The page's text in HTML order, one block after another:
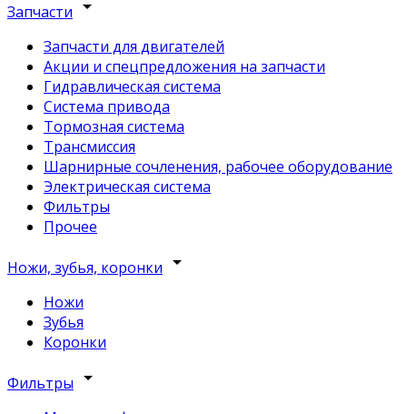
Запчасти arrow_drop_down
Запчасти для двигателей
Акции и спецпредложения на запчасти
Гидравлическая система
Система привода
Тормозная система
Трансмиссия
Шарнирные сочленения, рабочее оборудование
Электрическая система
Фильтры
Прочее
Ножи, зубья, коронки arrow_drop_down
Ножи
Зубья
Коронки
Фильтры arrow_drop_down